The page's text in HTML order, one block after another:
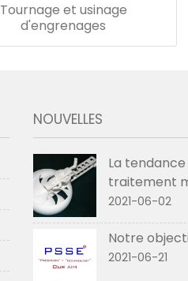
Tournage et usinage
d'engrenages
NOUVELLES
La
traitement
en 2021
2021-06-02
Notre
2021-06-21